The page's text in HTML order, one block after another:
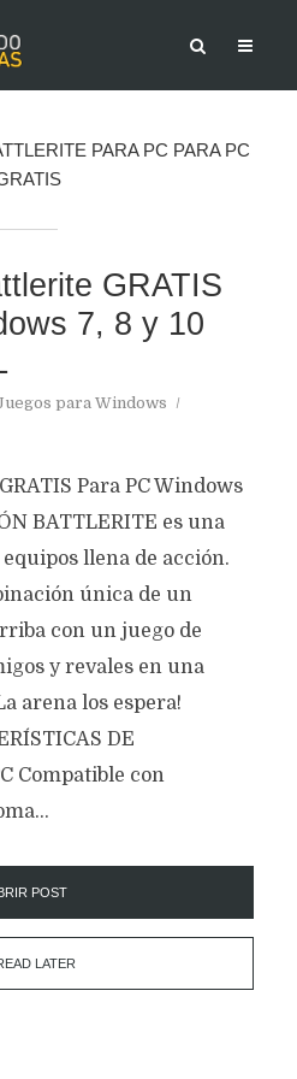
PARA PC PARA PC
GRATIS
7, 8 y 10
para Windows
Para PC Windows
BATTLERITE es una
llena de acción.
única de un
con un juego de
y revales en una
arena los espera!
DE
Compatible con
POST
LATER